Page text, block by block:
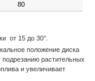
80
от 15 до 30°.
положение диска
растительных
и увеличивает